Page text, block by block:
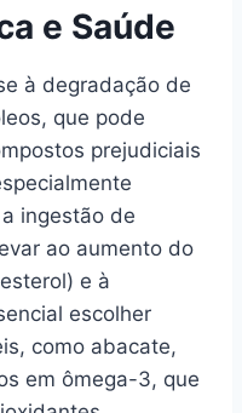
e Saúde
à degradação de
que pode
prejudiciais
ingestão de
ao aumento do
e à
escolher
como abacate,
em ômega-3, que